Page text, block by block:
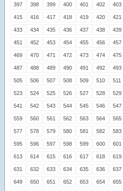
397 398 399 400 401 402 403
415 416 417 418 419 420 421
433 434 435 436 437 438 439
451 452 453 454 455 456 457
469 470 471 472 473 474 475
487 488 489 490 491 492 493
505 506 507 508 509 510 511
523 524 525 526 527 528 529
541 542 543 544 545 546 547
559 560 561 562 563 564 565
577 578 579 580 581 582 583
595 596 597 598 599 600 601
613 614 615 616 617 618 619
631 632 633 634 635 636 637
649 650 651 652 653 654 655